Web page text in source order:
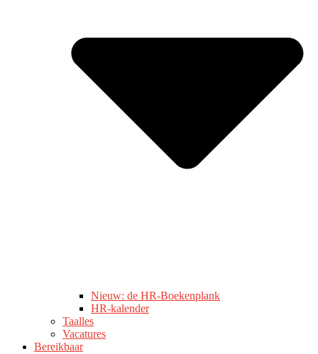
Nieuw: de HR-Boekenplank
HR-kalender
Taalles
Vacatures
Bereikbaar